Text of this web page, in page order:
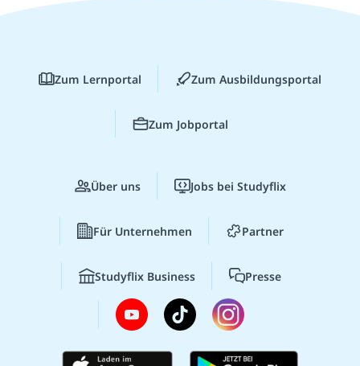
Zum Lernportal Zum Ausbildungsportal
Zum Jobportal
Über uns Jobs bei Studyflix
Für Unternehmen Partner
Studyflix Business Presse